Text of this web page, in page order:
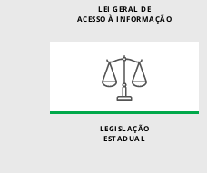
LEI GERAL DE
ACESSO À INFORMAÇÃO
LEGISLAÇÃO
ESTADUAL